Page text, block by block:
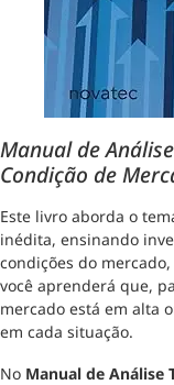
Manual de
Condição de
Este livro aborda o
inédita, ensinando
condições do
você aprenderá que,
mercado está em alta
em cada situação.
No Manual de Análise